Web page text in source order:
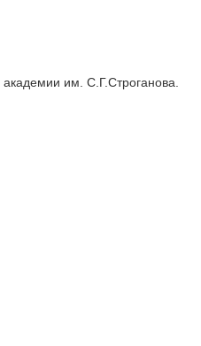
им. С.Г.Строганова.